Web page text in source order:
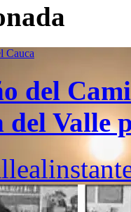
Cauca
del
del Valle